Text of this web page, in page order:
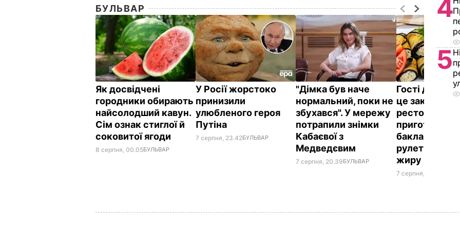
БУЛЬВАР
Як досвідчені
городники обирають
найсолодший кавун.
Сім ознак стиглої й
соковитої ягоди
8 серпня, 00.05БУЛЬВАР
У Росії жорстоко
принизили
улюбленого героя
Путіна
7 серпня, 23.42БУЛЬВАР
"Дімка був наче
нормальний, поки не
збухався". У мережу
потрапили знімки
Кабаєвої з
Медведєвим
7 серпня, 20.39БУЛЬВАР
Гості
це закуска з
ресторану. Як
приготувати
баклажанні
рулетики без
жиру
7 серпня, 20.16
4
5